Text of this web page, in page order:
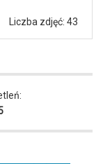
Liczba zdjęć: 43